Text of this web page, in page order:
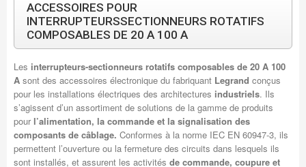
ACCESSOIRES POUR
INTERRUPTEURSSECTIONNEURS ROTATIFS
COMPOSABLES DE 20 A 100 A
Les interrupteurs-sectionneurs rotatifs composables de 20 A 100
Asont des accessoires électronique du fabriquant Legrand conçus
pour les installations électriques des architectures industriels. Ils
s’agissent d’un assortiment de solutions de la gamme de produits
pour l’alimentation, la commande et la signalisation des
composants de câblage. Conformes à la norme IEC EN 60947-3, ils
permettent l’ouverture ou la fermeture des circuits dans lesquels ils
sont installés, et assurent les activités de commande, coupure et